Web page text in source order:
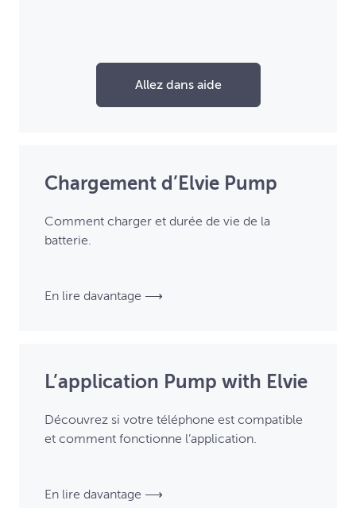
Allez dans aide
Chargement d’Elvie Pump
Comment charger et durée de vie de la
batterie.
En lire davantage ⟶
L’application Pump with Elvie
Découvrez si votre téléphone est compatible
et comment fonctionne l’application.
En lire davantage ⟶